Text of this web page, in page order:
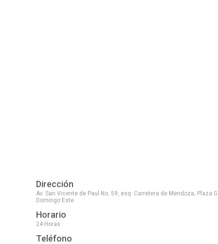
Dirección
Av. San Vicente de Paul No. 59, esq. Carretera de Mendoza, Plaza
Domingo Este.
Horario
24 Horas
Teléfono